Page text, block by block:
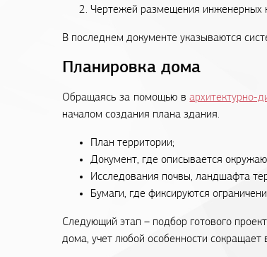
Чертежей размещения инженерных
В последнем документе указываются
Планировка дома
Обращаясь за помощью вархитектурно-
началом создания плана здания.
План территории;
Документ, где описывается
Исследования почвы, ландшафта
Бумаги, где фиксируются
Следующий этап – подбор готового
дома, учет любой особенности сокращает